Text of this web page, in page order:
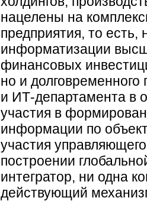
нацелены на
предприятия, то есть,
информатизации
финансовых
но и долговременного
и ИТ-департамента в
участия в
информации по
участия
построении
интегратор, ни одна
действующий